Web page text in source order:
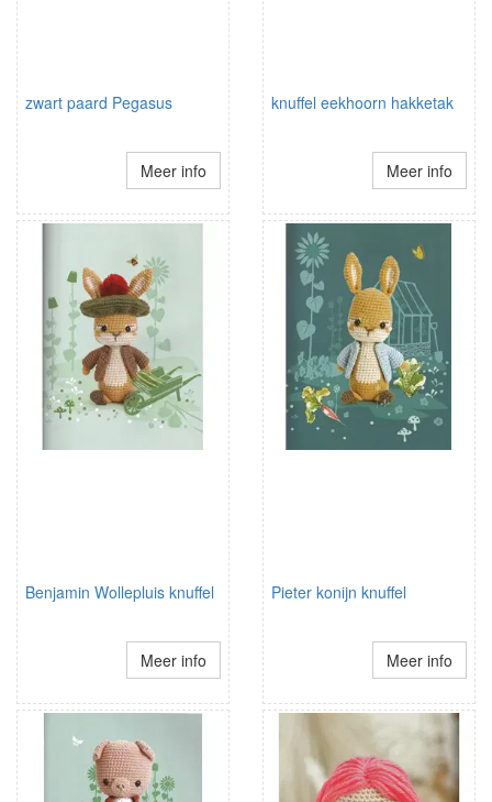
zwart paard Pegasus
Meer info
knuffel eekhoorn hakketak
Meer info
Benjamin Wollepluis knuffel
Meer info
Pieter konijn knuffel
Meer info